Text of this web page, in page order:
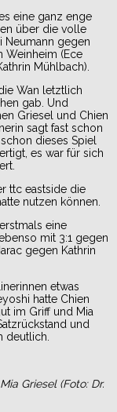
eine ganz enge
über die volle
Neumann gegen
Weinheim (Ece
Mühlbach).
Wan letztlich
gab. Und
Griesel und Chien
sagt fast schon
schon dieses Spiel
es war für sich
ttc eastside die
nutzen können.
eine
mit 3:1 gegen
gegen Kathrin
etwas
hatte Chien
im Griff und Mia
und
deutlich.
Griesel (Foto: Dr.